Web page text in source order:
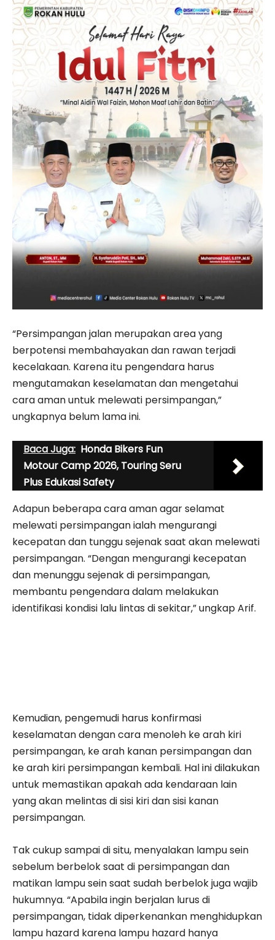
“Persimpangan jalan merupakan area yang
berpotensi membahayakan dan rawan terjadi
kecelakaan. Karena itu pengendara harus
mengutamakan keselamatan dan mengetahui
cara aman untuk melewati persimpangan,”
ungkapnya belum lama ini.
Baca Juga: Honda Bikers Fun
Motour Camp 2026, Touring Seru
Plus Edukasi Safety
Adapun beberapa cara aman agar selamat
melewati persimpangan ialah mengurangi
kecepatan dan tunggu sejenak saat akan melewati
persimpangan. “Dengan mengurangi kecepatan
dan menunggu sejenak di persimpangan,
membantu pengendara dalam melakukan
identifikasi kondisi lalu lintas di sekitar,” ungkap Arif.
Kemudian, pengemudi harus konfirmasi
keselamatan dengan cara menoleh ke arah kiri
persimpangan, ke arah kanan persimpangan dan
ke arah kiri persimpangan kembali. Hal ini dilakukan
untuk memastikan apakah ada kendaraan lain
yang akan melintas di sisi kiri dan sisi kanan
persimpangan.
Tak cukup sampai di situ, menyalakan lampu sein
sebelum berbelok saat di persimpangan dan
matikan lampu sein saat sudah berbelok juga wajib
hukumnya. “Apabila ingin berjalan lurus di
persimpangan, tidak diperkenankan menghidupkan
lampu hazard karena lampu hazard hanya